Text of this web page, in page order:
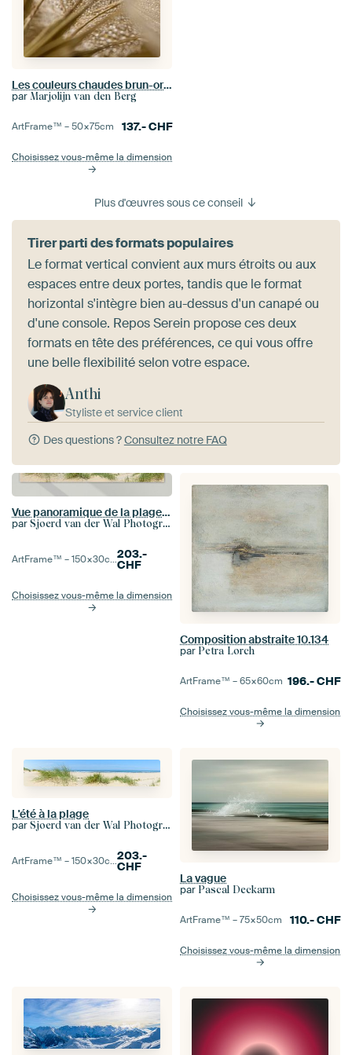
Les couleurs chaudes brun-or d'un Tragopogon
par Marjolijn van den Berg
ArtFrame™ –50×75cm 137.-CHF
Choisissez vous-même la dimension
Plus d'œuvres sous ce conseil
Tirer parti des formats populaires
Le format vertical convient aux murs étroits ou aux
espaces entre deux portes, tandis que le format
horizontal s'intègre bien au-dessus d'un canapé ou
d'une console. Repos Serein propose ces deux
formats en tête des préférences, ce qui vous offre
une belle flexibilité selon votre espace.
Anthi
Styliste et service client
Des questions ?Consultez notre FAQ
Vue panoramique de la plage en été sur la mer du Nord
par Sjoerd van der Wal Photographie
ArtFrame™ –150×30cm 203.-
CHF
Choisissez vous-même la dimension
Composition abstraite 10.134
par Petra Lorch
ArtFrame™ –65×60cm 196.-CHF
Choisissez vous-même la dimension
L'été à la plage
par Sjoerd van der Wal Photographie
ArtFrame™ –150×30cm 203.-
CHF
Choisissez vous-même la dimension
La vague
par Pascal Deckarm
ArtFrame™ –75×50cm 110.-CHF
Choisissez vous-même la dimension